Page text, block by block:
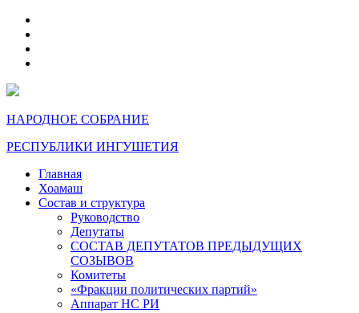
НАРОДНОЕ СОБРАНИЕ
РЕСПУБЛИКИ ИНГУШЕТИЯ
Главная
Хоамаш
Состав и структура
Руководство
Депутаты
СОСТАВ ДЕПУТАТОВ ПРЕДЫДУЩИХ
СОЗЫВОВ
Комитеты
«Фракции политических партий»
Аппарат НС РИ